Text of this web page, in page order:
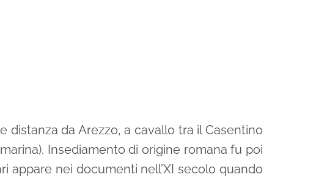
da Arezzo, a cavallo tra il Casentino
Insediamento di origine romana fu poi
appare nei documenti nell’XI secolo quando